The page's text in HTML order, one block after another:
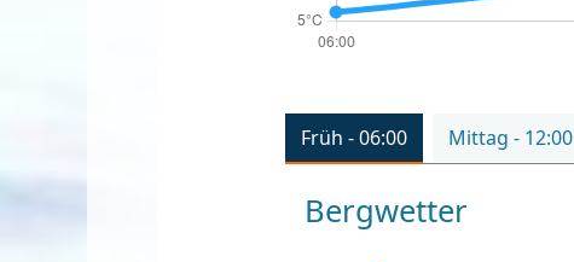
Früh - 06:00 Mittag - 12:00
Bergwetter